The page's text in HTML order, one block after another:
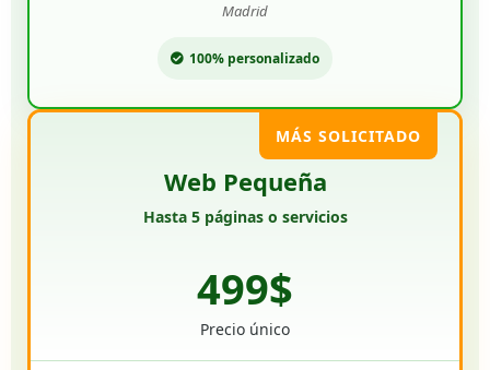
Madrid
100% personalizado
MÁS SOLICITADO
Web Pequeña
Hasta 5 páginas o servicios
499$
Precio único